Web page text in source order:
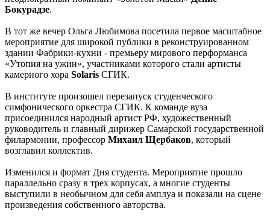
Бокурадзе.
В тот же вечер Ольга Любимова посетила первое масштабное
мероприятие для широкой публики в реконструированном
здании Фабрики-кухни - премьеру мирового перформанса
«Утопия на ужин», участниками которого стали артисты
камерного хора Solaris СГИК.
В институте произошел перезапуск студенческого
симфонического оркестра СГИК. К команде вуза
присоединился народный артист РФ, художественный
руководитель и главный дирижер Самарской государственной
филармонии, профессор Михаил Щербаков, который
возглавил коллектив.
Изменился и формат Дня студента. Мероприятие прошло
параллельно сразу в трех корпусах, а многие студенты
выступили в необычном для себя амплуа и показали на сцене
произведения собственного авторства.